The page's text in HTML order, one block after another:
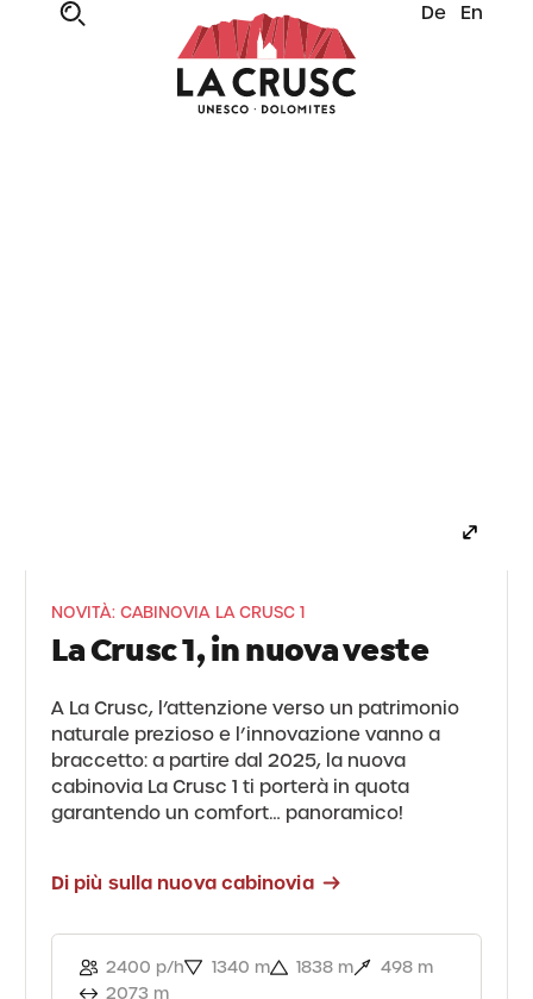
De En
NOVITÀ: CABINOVIA LA CRUSC 1
La Crusc 1, in nuova veste
A La Crusc, l’attenzione verso un patrimonio
naturale prezioso e l’innovazione vanno a
braccetto: a partire dal 2025, la nuova
cabinovia La Crusc 1 ti porterà in quota
garantendo un comfort… panoramico!
Di più sulla nuova cabinovia
2400 p/h 1340 m 1838 m
498 m
2073 m